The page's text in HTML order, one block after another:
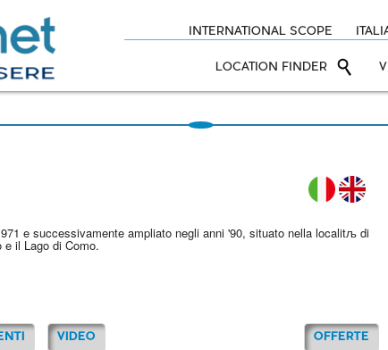
INTERNATIONAL SCOPE
LOCATION FINDER
IT
e successivamente ampliato negli anni '90, situato nella localitљ di
il Lago di Como.
VIDEO OFFERTE